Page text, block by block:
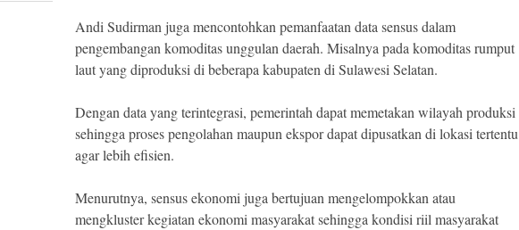
Andi Sudirman juga mencontohkan pemanfaatan data sensus dalam
pengembangan komoditas unggulan daerah. Misalnya pada komoditas rumput
laut yang diproduksi di beberapa kabupaten di Sulawesi Selatan.
Dengan data yang terintegrasi, pemerintah dapat memetakan wilayah produksi
sehingga proses pengolahan maupun ekspor dapat dipusatkan di lokasi tertentu
agar lebih efisien.
Menurutnya, sensus ekonomi juga bertujuan mengelompokkan atau
mengkluster kegiatan ekonomi masyarakat sehingga kondisi riil masyarakat